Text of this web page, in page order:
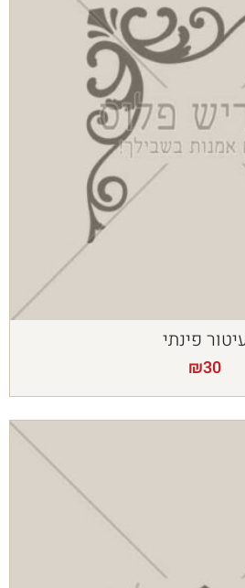
פינתי
₪30